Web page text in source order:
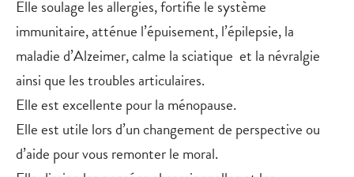
Elle soulage les allergies, fortifie le système
immunitaire, atténue l’épuisement, l’épilepsie, la
maladie d’Alzeimer, calme la sciatique et la névralgie
ainsi que les troubles articulaires.
Elle est excellente pour la ménopause.
Elle est utile lors d’un changement de perspective ou
d’aide pour vous remonter le moral.